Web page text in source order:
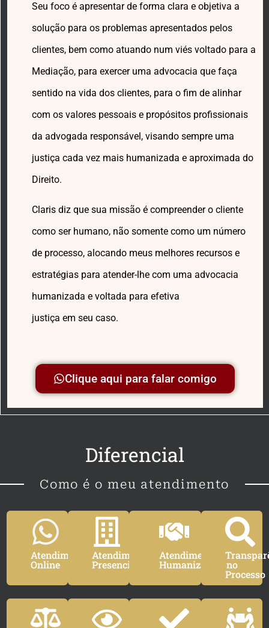
Seu foco é apresentar de forma clara e objetiva a
solução para os problemas apresentados pelos
clientes, bem como atuando num viés voltado para a
Mediação, para exercer uma advocacia que faça
sentido na vida dos clientes, para o fim de alinhar
com os valores pessoais e propósitos profissionais
da advogada responsável, visando sempre uma
justiça cada vez mais humanizada e aproximada do
Direito.
Claris diz que sua missão é compreender o cliente
como ser humano, não somente como um número
de processo, alocando meus melhores recursos e
estratégias para atender-lhe com uma advocacia
humanizada e voltada para efetiva
justiça em seu caso.
Clique aqui para falar comigo
Diferencial
Como é o meu atendimento
Atendimento
Online
Atendimento
Presencial
Atendimento
Humanizado no
Processo